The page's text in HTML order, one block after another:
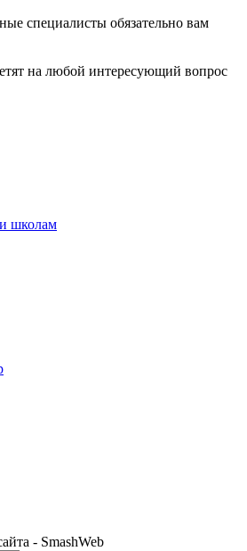
специалисты обязательно вам
на любой интересующий вопрос
школам
- SmashWeb